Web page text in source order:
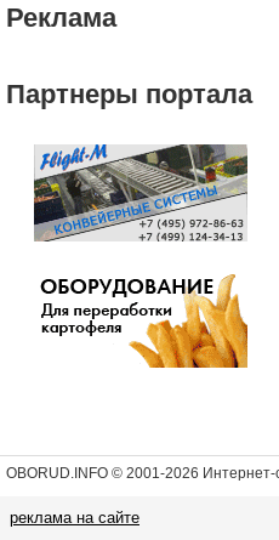
Реклама
Партнеры портала
OBORUD.INFO © 2001-2026 Интернет-
реклама на сайте